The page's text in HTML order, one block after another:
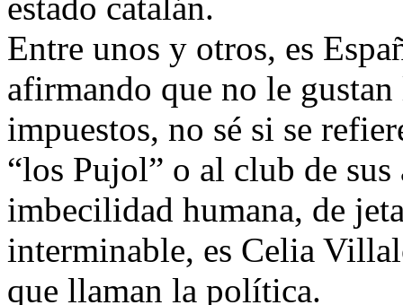
Entre unos y otros, es
afirmando que no le
impuestos, no sé si se
“los Pujol” o al club de
imbecilidad humana, de
interminable, es Celia
que llaman la política.